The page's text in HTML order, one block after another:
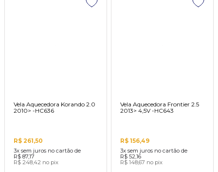
Vela Aquecedora Korando 2.0
2010> -HC636
R$ 261,50
3x sem juros no cartão de
R$ 87,17
R$ 248,42 no pix
Vela Aquecedora Frontier 2.5
2013> 4,5V -HC643
R$ 156,49
3x sem juros no cartão de
R$ 52,16
R$ 148,67 no pix